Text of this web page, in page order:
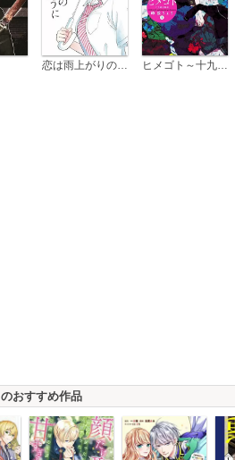
ヒメゴト～十九歳の制服～
のおすすめ作品